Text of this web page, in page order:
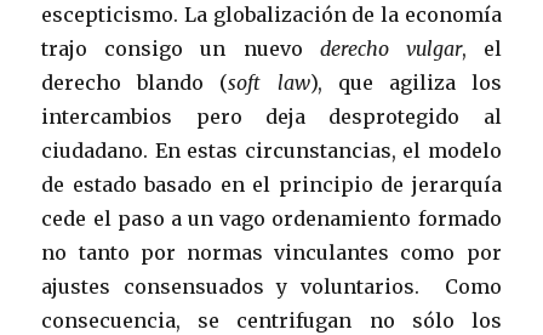
escepticismo. La globalización de la economía
trajo consigo un nuevo derecho vulgar, el
derecho blando (soft law), que agiliza los
intercambios pero deja desprotegido al
ciudadano. En estas circunstancias, el modelo
de estado basado en el principio de jerarquía
cede el paso a un vago ordenamiento formado
no tanto por normas vinculantes como por
ajustes consensuados y voluntarios. Como
consecuencia, se centrifugan no sólo los